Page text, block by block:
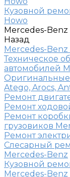
Кузовной
Howo
Mercedes-
Назад
Mercedes-
Техническое
автомобилей
Оригинальные
Atego, Arocs,
Ремонт
Ремонт
Ремонт
грузовиков
Ремонт
Слесарный
Mercedes-Benz
Кузовной
Mercedes-Benz